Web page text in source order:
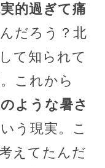
的過ぎて痛
だろう？北
て知られて
これから
ような暑さ
う現実。こ
えてたんだ